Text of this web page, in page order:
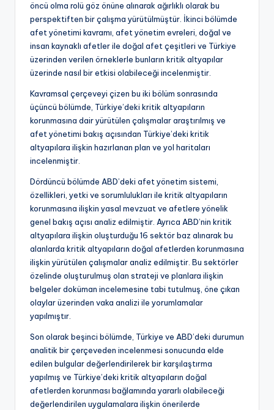
öncü olma rolü göz önüne alınarak ağırlıklı olarak bu
perspektiften bir çalışma yürütülmüştür. İkinci bölümde
afet yönetimi kavramı, afet yönetim evreleri, doğal ve
insan kaynaklı afetler ile doğal afet çeşitleri ve Türkiye
üzerinden verilen örneklerle bunların kritik altyapılar
üzerinde nasıl bir etkisi olabileceği incelenmiştir.
Kavramsal çerçeveyi çizen bu iki bölüm sonrasında
üçüncü bölümde, Türkiye’deki kritik altyapıların
korunmasına dair yürütülen çalışmalar araştırılmış ve
afet yönetimi bakış açısından Türkiye’deki kritik
altyapılara ilişkin hazırlanan plan ve yol haritaları
incelenmiştir.
Dördüncü bölümde ABD’deki afet yönetim sistemi,
özellikleri, yetki ve sorumlulukları ile kritik altyapıların
korunmasına ilişkin yasal mevzuat ve afetlere yönelik
genel bakış açısı analiz edilmiştir. Ayrıca ABD’nin kritik
altyapılara ilişkin oluşturduğu 16 sektör baz alınarak bu
alanlarda kritik altyapıların doğal afetlerden korunmasına
ilişkin yürütülen çalışmalar analiz edilmiştir. Bu sektörler
özelinde oluşturulmuş olan strateji ve planlara ilişkin
belgeler doküman incelemesine tabi tutulmuş, öne çıkan
olaylar üzerinden vaka analizi ile yorumlamalar
yapılmıştır.
Son olarak beşinci bölümde, Türkiye ve ABD’deki durumun
analitik bir çerçeveden incelenmesi sonucunda elde
edilen bulgular değerlendirilerek bir karşılaştırma
yapılmış ve Türkiye’deki kritik altyapıların doğal
afetlerden korunması bağlamında yararlı olabileceği
değerlendirilen uygulamalara ilişkin önerilerde